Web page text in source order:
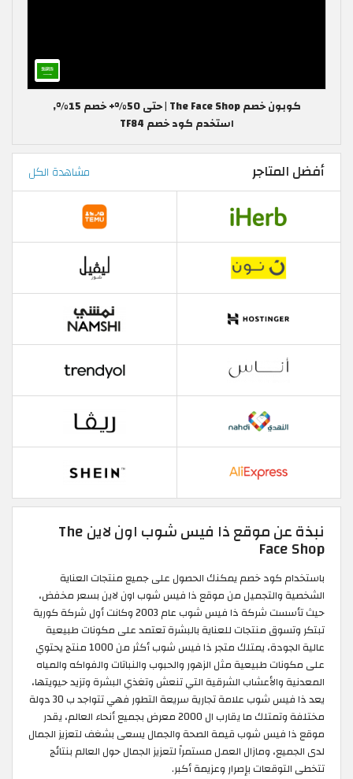
كوبون خصم The Face Shop | حتى 50%+ خصم 15%,
استخدم كود خصم TF84
أفضل المتاجر مشاهدة الكل
نبذة عن موقع ذا فيس شوب اون لاين The
Face Shop
باستخدام كود خصم يمكنك الحصول على جميع منتجات العناية
الشخصية والتجميل من موقع ذا فيس شوب اون لاين بسعر مخفض،
حيث تأسست شركة ذا فيس شوب عام 2003 وكانت أول شركة كورية
تبتكر وتسوق منتجات للعناية بالبشرة تعتمد على مكونات طبيعية
عالية الجودة، يمتلك متجر ذا فيس شوب أكثر من 1000 منتج يحتوي
على مكونات طبيعية مثل الزهور والحبوب والنباتات والفواكه والمياه
المعدنية والأعشاب الشرقية التي تنعش وتغذي البشرة وتزيد حيويتها،
يعد ذا فيس شوب علامة تجارية سريعة التطور فهي تتواجد ب 30 دولة
مختلفة وتمتلك ما يقارب ال 2000 معرض بجميع أنحاء العالم، يقدر
موقع ذا فيس شوب قيمة الصحة والجمال يسعى بشغف لتعزيز الجمال
لدى الجميع، ومازال العمل مستمراً لتعزيز الجمال حول العالم بنتائج
تتخطى التوقعات بإصرار وعزيمة أكبر.